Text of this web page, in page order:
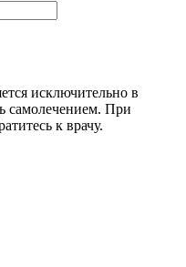
исключительно в
самолечением. При
к врачу.